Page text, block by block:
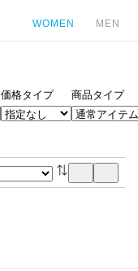
WOMEN MEN
価格タイプ 商品タイプ